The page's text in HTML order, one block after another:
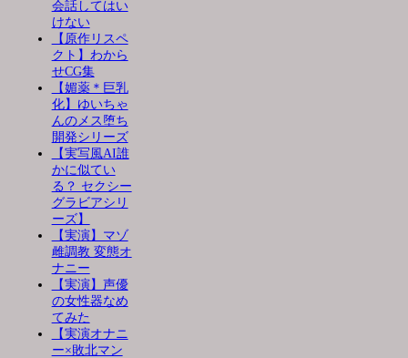
会話してはい
けない
【原作リスペ
クト】わから
せCG集
【媚薬＊巨乳
化】ゆいちゃ
んのメス堕ち
開発シリーズ
【実写風AI誰
かに似てい
る？ セクシー
グラビアシリ
ーズ】
【実演】マゾ
雌調教 変態オ
ナニー
【実演】声優
の女性器なめ
てみた
【実演オナニ
ー×敗北マン